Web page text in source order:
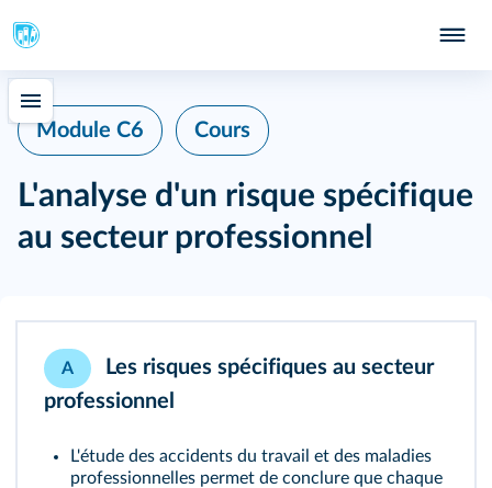
Module C6 Cours
L'analyse d'un risque spécifique
au secteur professionnel
A
Les risques spécifiques au secteur
professionnel
L'étude des accidents du travail et des maladies
professionnelles permet de conclure que chaque